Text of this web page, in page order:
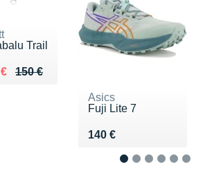
Trail
150 €
de 150 €
115 €
Asics
Fuji Lite 7
140 €
Vendu 140 €